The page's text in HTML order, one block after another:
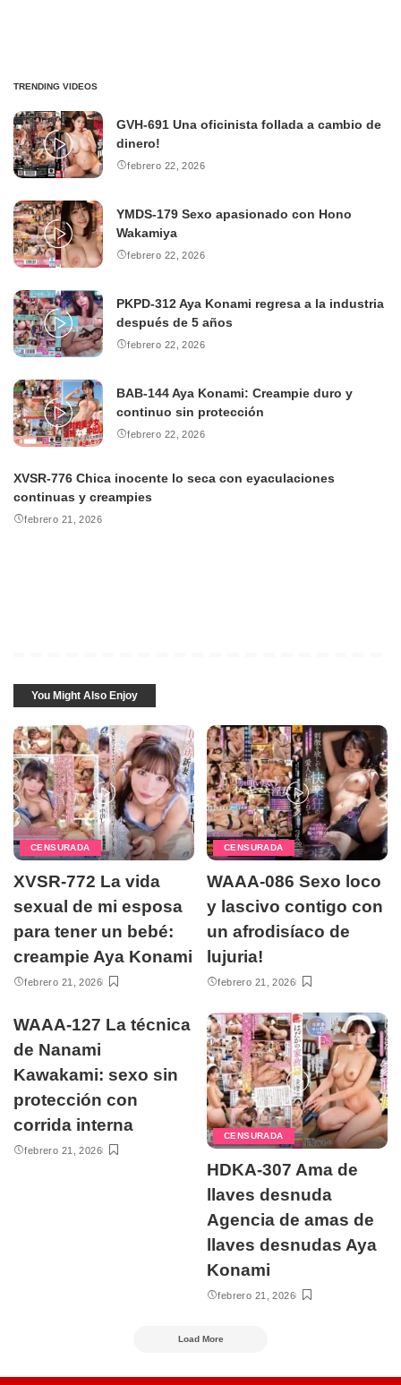
TRENDING VIDEOS
GVH-691 Una oficinista follada a cambio de
dinero!
febrero 22, 2026
YMDS-179 Sexo apasionado con Hono
Wakamiya
febrero 22, 2026
PKPD-312 Aya Konami regresa a la industria
después de 5 años
febrero 22, 2026
BAB-144 Aya Konami: Creampie duro y
continuo sin protección
febrero 22, 2026
XVSR-776 Chica inocente lo seca con eyaculaciones
continuas y creampies
febrero 21, 2026
You Might Also Enjoy
CENSURADA
XVSR-772 La vida
sexual de mi esposa
para tener un bebé:
creampie Aya Konami
febrero 21, 2026
CENSURADA
WAAA-086 Sexo loco
y lascivo contigo con
un afrodisíaco de
lujuria!
febrero 21, 2026
WAAA-127 La técnica
de Nanami
Kawakami: sexo sin
protección con
corrida interna
febrero 21, 2026
CENSURADA
HDKA-307 Ama de
llaves desnuda
Agencia de amas de
llaves desnudas Aya
Konami
febrero 21, 2026
Load More